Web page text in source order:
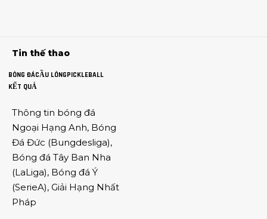
Tin thế thao
BÓNG ĐÁCẦU LÔNGPICKLEBALL
KẾT QUẢ
Thông tin bóng đá
Ngoại Hạng Anh, Bóng
Đá Đức (Bungdesliga),
Bóng đá Tây Ban Nha
(LaLiga), Bóng đá Ý
(SerieA), Giải Hạng Nhất
Pháp